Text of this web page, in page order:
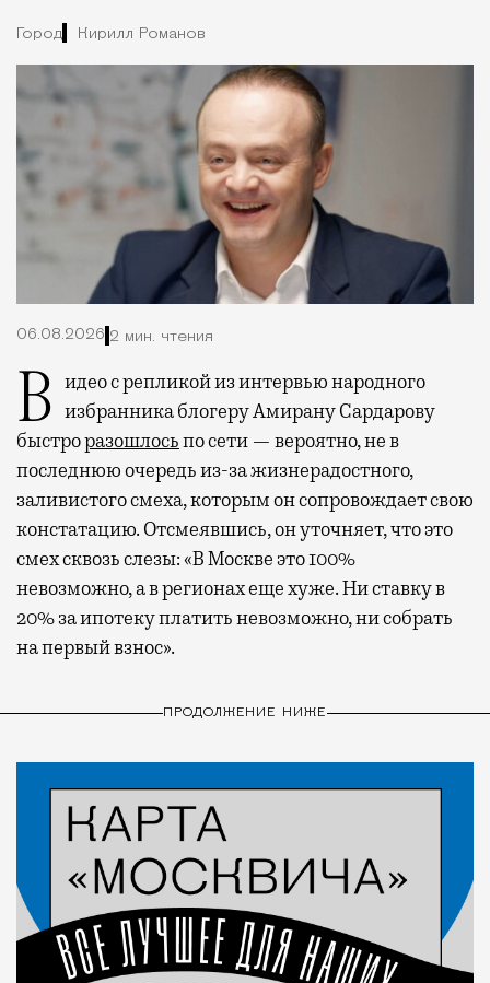
Город Кирилл Романов
06.08.2026 2 мин. чтения
Видео с репликой из интервью народного избранника блогеру Амирану Сардарову
быстроразошлосьпо сети — вероятно, не в
последнюю очередь из-за жизнерадостного,
заливистого смеха, которым он сопровождает свою
констатацию. Отсмеявшись, он уточняет, что это
смех сквозь слезы: «В Москве это 100%
невозможно, а в регионах еще хуже. Ни ставку в
20% за ипотеку платить невозможно, ни собрать
на первый взнос».
ПРОДОЛЖЕНИЕ НИЖЕ